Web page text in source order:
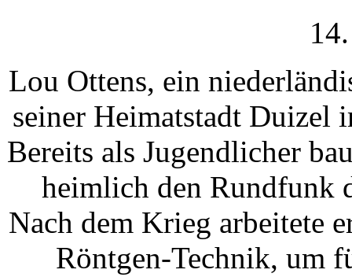
Lou Ottens, ein
seiner Heimatstadt Duizel
Bereits als Jugendlicher
heimlich den Rundfunk
Nach dem Krieg arbeitete
Röntgen-Technik, um